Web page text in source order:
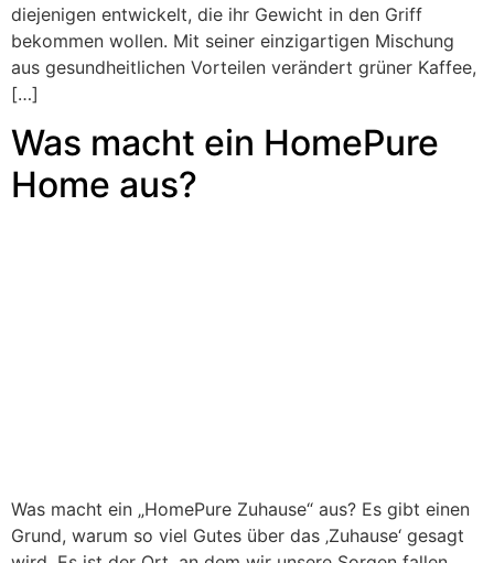
diejenigen entwickelt, die ihr Gewicht in den Griff
bekommen wollen. Mit seiner einzigartigen Mischung
aus gesundheitlichen Vorteilen verändert grüner Kaffee,
[…]
Was macht ein HomePure
Home aus?
Was macht ein „HomePure Zuhause“ aus? Es gibt einen
Grund, warum so viel Gutes über das ‚Zuhause‘ gesagt